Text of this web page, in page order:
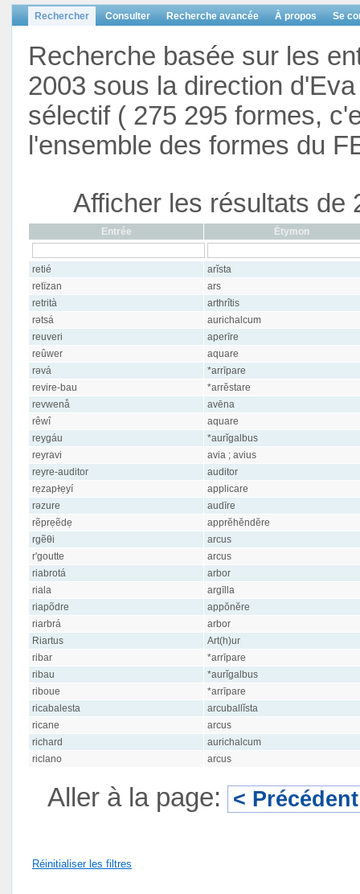
Rechercher Consulter Recherche avancée À propos Se
Recherche basée sur les
2003 sous la direction
sélectif ( 275 295 formes,
l'ensemble des formes du
Afficher les résultats de
Entrée Étymon
retié
arĭsta
retïzan
ars
retrità
arthrîtis
rətsá
aurichalcum
reuveri
aperīre
reûwer
aquare
rəvá
*arrīpare
revire-bau
*arrĕstare
revwenå
avēna
rêwî
aquare
reygáu
*aurĭgalbus
reyravi
avia ; avius
reyre-auditor
auditor
rẹzapɫẹyí
applicare
rəzure
audīre
rẽprẹẽdẹ
apprĕhĕndĕre
rgẽθi
arcus
r'goutte
arcus
riabrotá
arbor
riala
argīlla
riapõdre
appŏnĕre
riarbrá
arbor
Riartus
Art(h)ur
ribar
*arrīpare
ribau
*aurĭgalbus
riboue
*arrīpare
ricabalesta
arcuballĭsta
ricane
arcus
richard
aurichalcum
riclano
arcus
Aller à la page: < Précédent
Réinitialiser les filtres